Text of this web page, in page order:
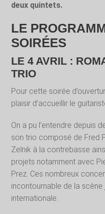
deux quintets.
LE
SOIRÉES
LE 4 AVRIL :
TRIO
Pour cette soirée
plaisir d’accueillir le
On a pu l’entendre depuis
son trio composé de Fred
Zelnik à la contrebasse
projets notamment avec
Prez. Ces nombreux
incontournable de la
internationale.